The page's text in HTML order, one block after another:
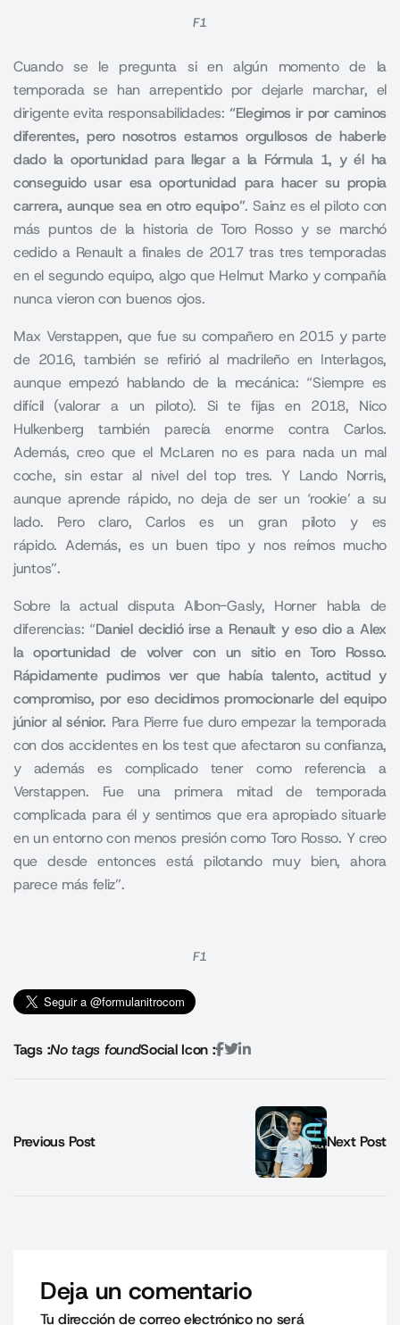
F1
Cuando se le pregunta si en algún momento de la
temporada se han arrepentido por dejarle marchar, el
dirigente evita responsabilidades: “Elegimos ir por caminos
diferentes, pero nosotros estamos orgullosos de haberle
dado la oportunidad para llegar a la Fórmula 1, y él ha
conseguido usar esa oportunidad para hacer su propia
carrera, aunque sea en otro equipo”. Sainz es el piloto con
más puntos de la historia de Toro Rosso y se marchó
cedido a Renault a finales de 2017 tras tres temporadas
en el segundo equipo, algo que Helmut Marko y compañía
nunca vieron con buenos ojos.
Max Verstappen, que fue su compañero en 2015 y parte
de 2016, también se refirió al madrileño en Interlagos,
aunque empezó hablando de la mecánica: “Siempre es
difícil (valorar a un piloto). Si te fijas en 2018, Nico
Hulkenberg también parecía enorme contra Carlos.
Además, creo que el McLaren no es para nada un mal
coche, sin estar al nivel del top tres. Y Lando Norris,
aunque aprende rápido, no deja de ser un ‘rookie’ a su
lado. Pero claro, Carlos es un gran piloto y es
rápido. Además, es un buen tipo y nos reímos mucho
juntos”.
Sobre la actual disputa Albon-Gasly, Horner habla de
diferencias: “Daniel decidió irse a Renault y eso dio a Alex
la oportunidad de volver con un sitio en Toro Rosso.
Rápidamente pudimos ver que había talento, actitud y
compromiso, por eso decidimos promocionarle del equipo
júnior al sénior. Para Pierre fue duro empezar la temporada
con dos accidentes en los test que afectaron su confianza,
y además es complicado tener como referencia a
Verstappen. Fue una primera mitad de temporada
complicada para él y sentimos que era apropiado situarle
en un entorno con menos presión como Toro Rosso. Y creo
que desde entonces está pilotando muy bien, ahora
parece más feliz”.
F1
Tags :No tags foundSocial Icon :
Previous Post Next Post
Deja un comentario
Tu dirección de correo electrónico no será